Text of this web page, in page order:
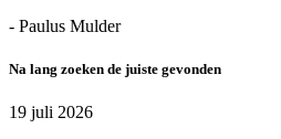
- Paulus Mulder
Na lang zoeken de juiste gevonden
19 juli 2026